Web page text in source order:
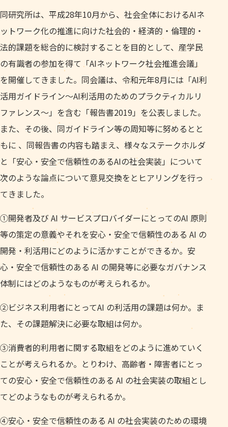
同研究所は、平成28年10月から、社会全体におけるAIネ
ットワーク化の推進に向けた社会的・経済的・倫理的・
法的課題を総合的に検討することを目的として、産学民
の有識者の参加を得て「AIネットワーク社会推進会議」
を開催してきました。同会議は、令和元年8月には「AI利
活用ガイドライン～AI利活用のためのプラクティカルリ
ファレンス～」を含む「報告書2019」を公表しました。
また、その後、同ガイドライン等の周知等に努めるとと
もに 、同報告書の内容も踏まえ、様々なステークホルダ
と「安心・安全で信頼性のあるAIの社会実装」について
次のような論点について意見交換をとヒアリングを行っ
てきました。
①開発者及び AI サービスプロバイダーにとってのAI 原則
等の策定の意義やそれを安心・安全で信頼性のある AI の
開発・利活用にどのように活かすことができるか。安
心・安全で信頼性のある AI の開発等に必要なガバナンス
体制にはどのようなものが考えられるか。
②ビジネス利用者にとってAI の利活用の課題は何か。ま
た、その課題解決に必要な取組は何か。
③消費者的利用者に関する取組をどのように進めていく
ことが考えられるか。とりわけ、高齢者・障害者にとっ
ての安心・安全で信頼性のある AI の社会実装の取組とし
てどのようなものが考えられるか。
④安心・安全で信頼性のある AI の社会実装のための環境